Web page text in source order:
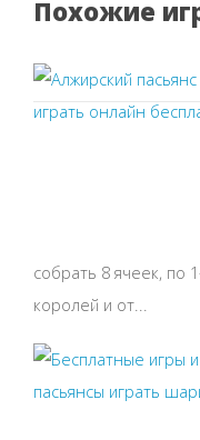
Похожие
собрать 8 ячеек, по
королей и от...